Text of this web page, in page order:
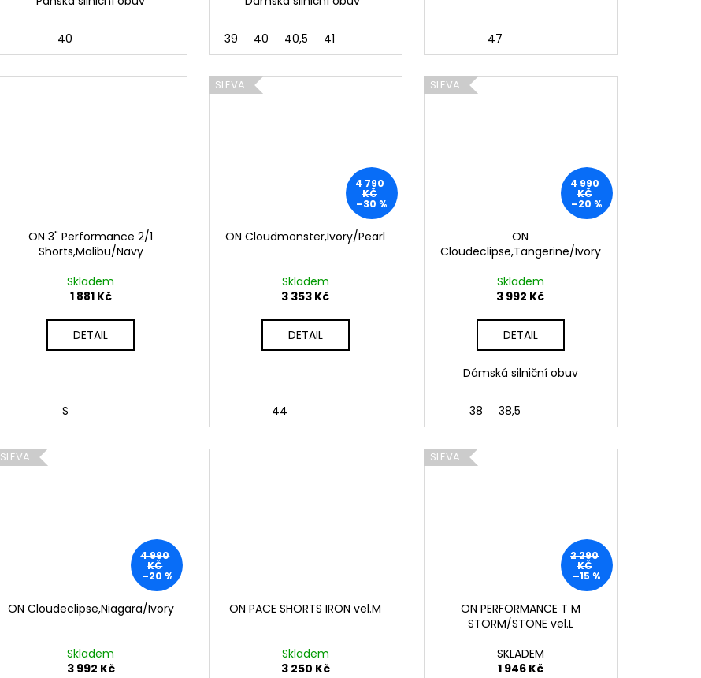
40 39 40 40,5 41 47
ON 3" Performance 2/1
Shorts,Malibu/Navy
Skladem
1 881 Kč
DETAIL
S
SLEVA
4 790
KČ
–30 %
ON Cloudmonster,Ivory/Pearl
Skladem
3 353 Kč
DETAIL
44
SLEVA
4 990
KČ
–20 %
ON
Cloudeclipse,Tangerine/Ivory
Skladem
3 992 Kč
DETAIL
Dámská silniční obuv
38 38,5
SLEVA
4 990
KČ
–20 %
ON Cloudeclipse,Niagara/Ivory
Skladem
3 992 Kč
ON PACE SHORTS IRON vel.M
Skladem
3 250 Kč
SLEVA
2 290
KČ
–15 %
ON PERFORMANCE T M
STORM/STONE vel.L
SKLADEM
1 946 Kč